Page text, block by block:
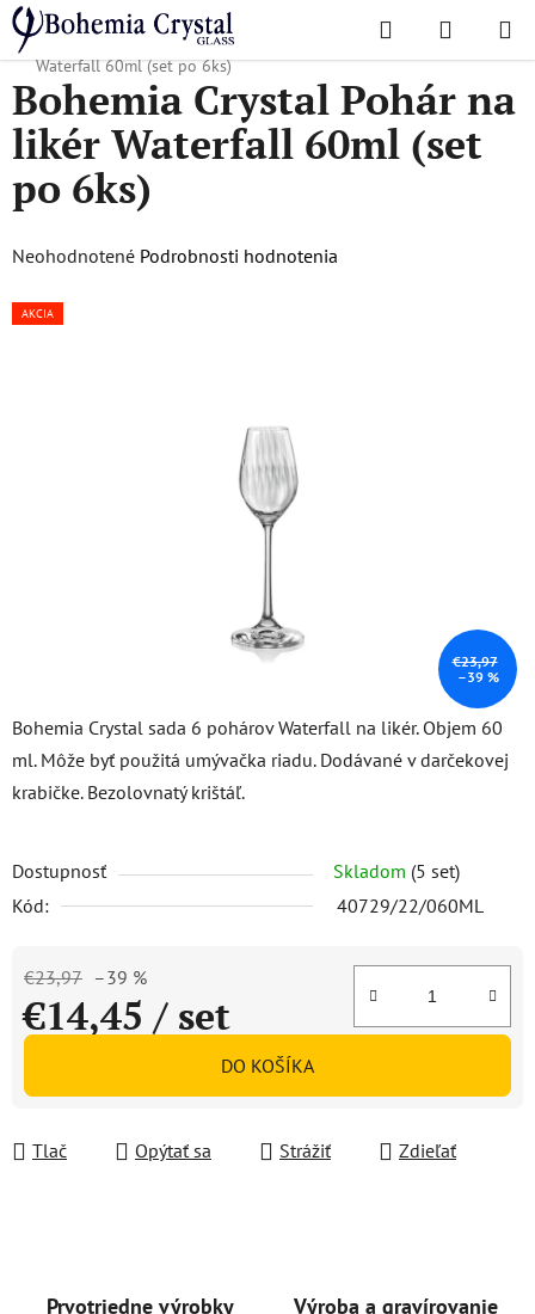
Prejsť
na
obsah
Hľadať
KOŠÍK
Domov
/ Obľúbené kolekcie / Waterfall
Bohemia Crystal Pohár na likér
Waterfall 60ml (set po 6ks)
Bohemia Crystal sada 6 pohárov Waterfall na likér. Objem 60
ml. Môže byť použitá umývačka riadu. Dodávané v darčekovej
krabičke. Bezolovnatý krištáľ.
Dostupnosť Skladom (5 set)
Kód:
40729/22/060ML
€23,97 –39 %
€14,45 / set
DO KOŠÍKA
Tlač Opýtať sa Strážiť Zdieľať
Bohemia Crystal Pohár na
likér Waterfall 60ml (set
po 6ks)
Priemerné
produktu
Neohodnotené Podrobnosti hodnotenia
AKCIA
€23,97
–39 %
Prvotriedne výrobky Výroba a gravírovanie